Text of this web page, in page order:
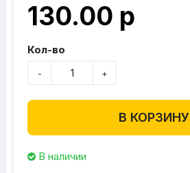
130.00 р
Кол-во
- +
В КОРЗИНУ
В наличии